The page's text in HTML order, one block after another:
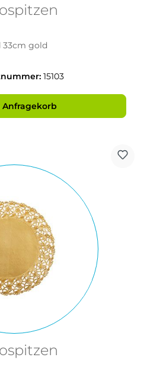
33cm gold
15103
Anfragekorb